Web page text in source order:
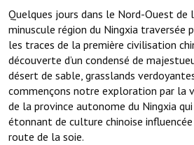
Quelques jours dans le Nord-Ouest de
minuscule région du Ningxia traversée
les traces de la première civilisation
découverte d’un condensé de
désert de sable, grasslands
commençons notre exploration par la
de la province autonome du Ningxia
étonnant de culture chinoise
route de la soie.